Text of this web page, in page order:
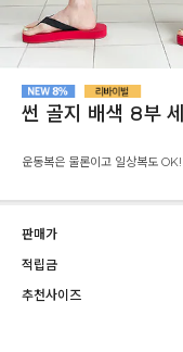
썬 골지 배색 8부
운동복은 물론이고 일상복도
판매가
적립금
추천사이즈